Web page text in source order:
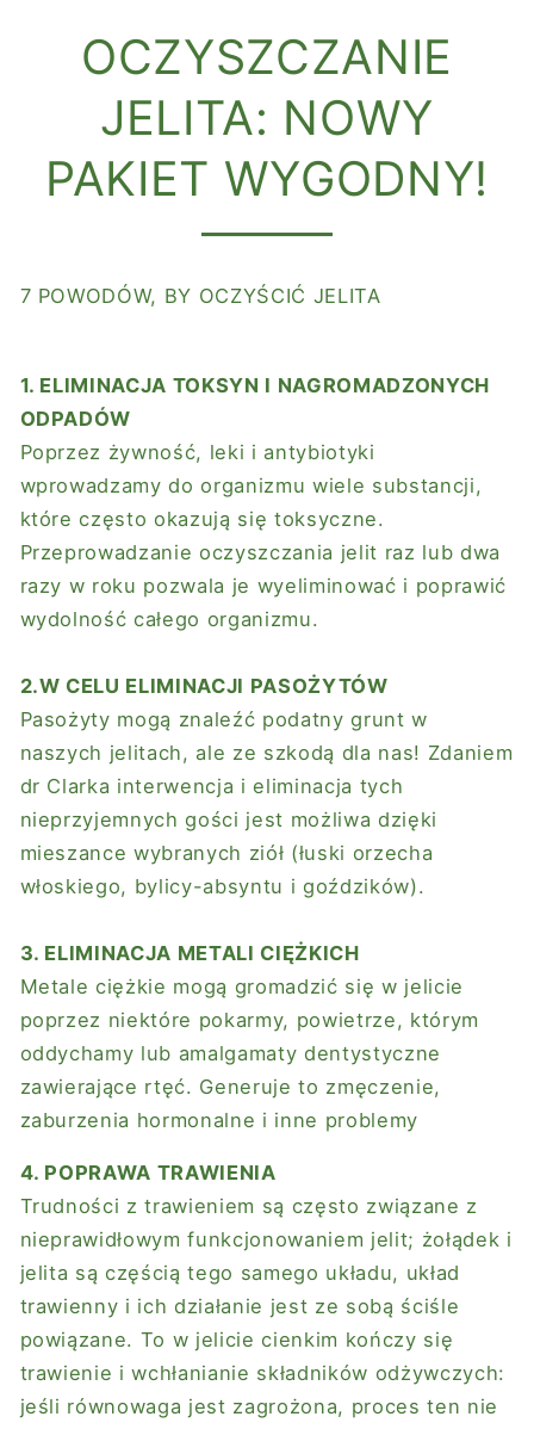
OCZYSZCZANIE
JELITA: NOWY
PAKIET WYGODNY!
7 POWODÓW, BY OCZYŚCIĆ JELITA
1. ELIMINACJA TOKSYN I NAGROMADZONYCH
ODPADÓW
Poprzez żywność, leki i antybiotyki
wprowadzamy do organizmu wiele substancji,
które często okazują się toksyczne.
Przeprowadzanie oczyszczania jelit raz lub dwa
razy w roku pozwala je wyeliminować i poprawić
wydolność całego organizmu.
2.W CELU ELIMINACJI PASOŻYTÓW
Pasożyty mogą znaleźć podatny grunt w
naszych jelitach, ale ze szkodą dla nas! Zdaniem
dr Clarka interwencja i eliminacja tych
nieprzyjemnych gości jest możliwa dzięki
mieszance wybranych ziół (łuski orzecha
włoskiego, bylicy-absyntu i goździków).
3. ELIMINACJA METALI CIĘŻKICH
Metale ciężkie mogą gromadzić się w jelicie
poprzez niektóre pokarmy, powietrze, którym
oddychamy lub amalgamaty dentystyczne
zawierające rtęć. Generuje to zmęczenie,
zaburzenia hormonalne i inne problemy
4. POPRAWA TRAWIENIA
Trudności z trawieniem są często związane z
nieprawidłowym funkcjonowaniem jelit; żołądek i
jelita są częścią tego samego układu, układ
trawienny i ich działanie jest ze sobą ściśle
powiązane. To w jelicie cienkim kończy się
trawienie i wchłanianie składników odżywczych:
jeśli równowaga jest zagrożona, proces ten nie